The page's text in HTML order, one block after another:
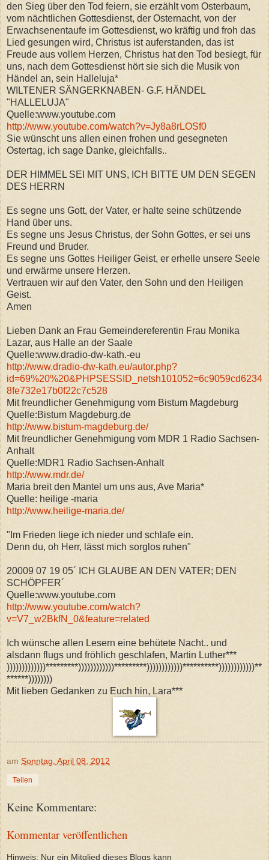
den Sieg über den Tod feiern, sie erzählt vom Osterbaum,
vom nächtlichen Gottesdienst, der Osternacht, von der
Erwachsenentaufe im Gottesdienst, wo kräftig und froh das
Lied gesungen wird, Christus ist auferstanden, das ist
Freude aus vollem Herzen, Christus hat den Tod besiegt, für
uns, nach dem Gottesdienst hört sie sich die Musik von
Händel an, sein Halleluja*
WILTENER SÄNGERKNABEN- G.F. HÄNDEL
"HALLELUJA"
Quelle:www.youtube.com
http://www.youtube.com/watch?v=Jy8a8rLOSf0
Sie wünscht uns allen einen frohen und gesegneten
Ostertag, ich sage Danke, gleichfalls..
DER HIMMEL SEI MIT UNS, ICH BITTE UM DEN SEGEN
DES HERRN
Es segne uns Gott, der Vater, er halte seine schützende
Hand über uns.
Es segne uns Jesus Christus, der Sohn Gottes, er sei uns
Freund und Bruder.
Es segne uns Gottes Heiliger Geist, er erhelle unsere Seele
und erwärme unsere Herzen.
Vertrauen wir auf den Vater, den Sohn und den Heiligen
Geist.
Amen
Lieben Dank an Frau Gemeindereferentin Frau Monika
Lazar, aus Halle an der Saale
Quelle:www.dradio-dw-kath.-eu
http://www.dradio-dw-kath.eu/autor.php?
id=69%20%20&PHPSESSID_netsh101052=6c9059cd6234
8fe732e17b0f22c7c528
Mit freundlicher Genehmigung vom Bistum Magdeburg
Quelle:Bistum Magdeburg.de
http://www.bistum-magdeburg.de/
Mit freundlicher Genehmigung vom MDR 1 Radio Sachsen-
Anhalt
Quelle:MDR1 Radio Sachsen-Anhalt
http://www.mdr.de/
Maria breit den Mantel um uns aus, Ave Maria*
Quelle: heilige -maria
http://www.heilige-maria.de/
"Im Frieden liege ich nieder und schlafe ein.
Denn du, oh Herr, lässt mich sorglos ruhen"
20009 07 19 05´ ICH GLAUBE AN DEN VATER; DEN
SCHÖPFER´
Quelle:www.youtube.com
http://www.youtube.com/watch?
v=V7_w2BkfN_0&feature=related
Ich wünsche allen Lesern eine behütete Nacht.. und
alsdann flugs und fröhlich geschlafen, Martin Luther***
)))))))))))))*********))))))))))))*********))))))))))))**********))))))))))))**
******))))))))
Mit lieben Gedanken zu Euch hin, Lara***
am Sonntag, April 08, 2012
Teilen
Keine Kommentare:
Kommentar veröffentlichen
Hinweis: Nur ein Mitglied dieses Blogs kann